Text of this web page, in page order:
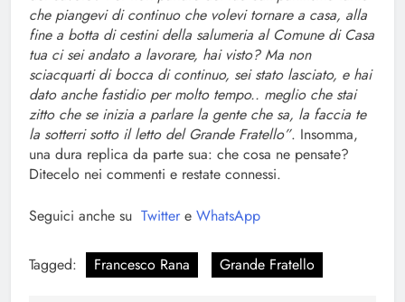
che piangevi di continuo che volevi tornare a casa, alla
fine a botta di cestini della salumeria al Comune di Casa
tua ci sei andato a lavorare, hai visto? Ma non
sciacquarti di bocca di continuo, sei stato lasciato, e hai
dato anche fastidio per molto tempo.. meglio che stai
zitto che se inizia a parlare la gente che sa, la faccia te
la sotterri sotto il letto del Grande Fratello”. Insomma,
una dura replica da parte sua: che cosa ne pensate?
Ditecelo nei commenti e restate connessi.
Seguici anche su Twitter e WhatsApp
Tagged: Francesco Rana Grande Fratello